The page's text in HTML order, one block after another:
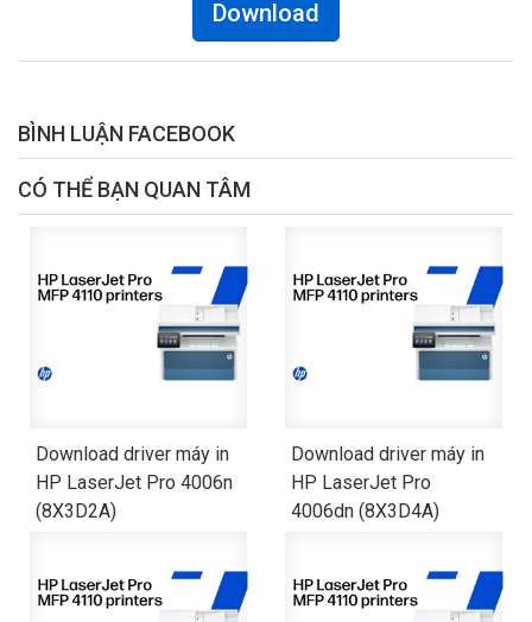
Download
BÌNH LUẬN FACEBOOK
CÓ THỂ BẠN QUAN TÂM
Download driver máy in
HP LaserJet Pro 4006n
(8X3D2A)
Download driver máy in
HP LaserJet Pro
4006dn (8X3D4A)